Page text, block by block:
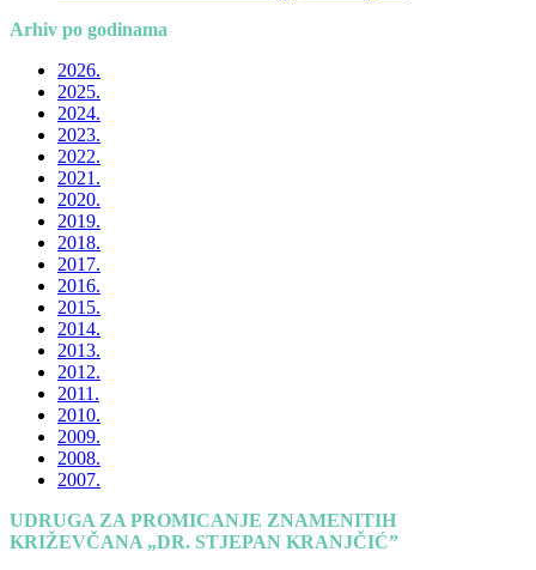
Arhiv po godinama
2026.
2025.
2024.
2023.
2022.
2021.
2020.
2019.
2018.
2017.
2016.
2015.
2014.
2013.
2012.
2011.
2010.
2009.
2008.
2007.
UDRUGA ZA PROMICANJE ZNAMENITIH
KRIŽEVČANA „DR. STJEPAN KRANJČIĆ”